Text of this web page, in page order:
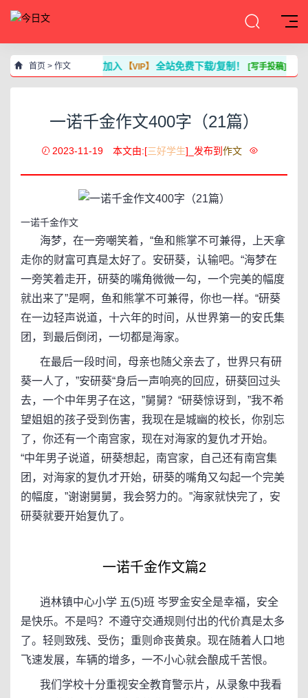
首页 > 作文 加入 【VIP】全站免费下载/复制！[写手投稿]
一诺千金作文400字（21篇）
2023-11-19 本文由:[三好学生]_发布到 作文
一诺千金作文
海梦，在一旁嘲笑着，“鱼和熊掌不可兼得，上天拿
走你的财富可真是太好了。安研葵，认输吧。“海梦在
一旁笑着走开，研葵的嘴角微微一勾，一个完美的幅度
就出来了”是啊，鱼和熊掌不可兼得，你也一样。“研葵
在一边轻声说道，十六年的时间，从世界第一的安氏集
团，到最后倒闭，一切都是海家。
在最后一段时间，母亲也随父亲去了，世界只有研
葵一人了，”安研葵“身后一声响亮的回应，研葵回过头
去，一个中年男子在这，”舅舅？“研葵惊讶到，”我不希
望姐姐的孩子受到伤害，我现在是城幽的校长，你别忘
了，你还有一个南宫家，现在对海家的复仇才开始。
“中年男子说道，研葵想起，南宫家，自己还有南宫集
团，对海家的复仇才开始，研葵的嘴角又勾起一个完美
的幅度，”谢谢舅舅，我会努力的。”海家就快完了，安
研葵就要开始复仇了。
一诺千金作文篇2
逍林镇中心小学 五(5)班 岑罗金安全是幸福，安全
是快乐。不是吗？不遵守交通规则付出的代价真是太多
了。轻则致残、受伤；重则命丧黄泉。现在随着人口地
飞速发展，车辆的增多，一不小心就会酿成千苦恨。
我们学校十分重视安全教育警示片，从录象中我看